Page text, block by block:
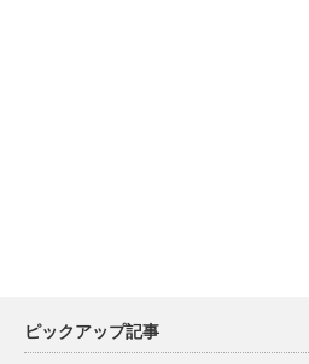
ピックアップ記事